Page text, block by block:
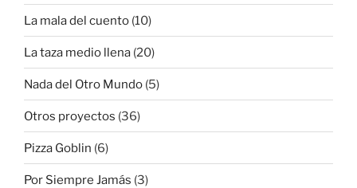
La mala del cuento (10)
La taza medio llena (20)
Nada del Otro Mundo (5)
Otros proyectos (36)
Pizza Goblin (6)
Por Siempre Jamás (3)